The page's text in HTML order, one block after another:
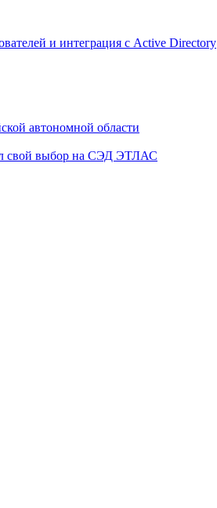
и интеграция с Active Directory
автономной области
свой выбор на СЭД ЭТЛАС